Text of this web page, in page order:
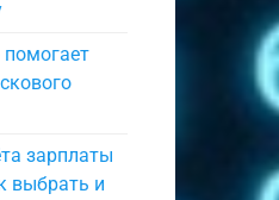
помогает
зарплаты
выбрать и